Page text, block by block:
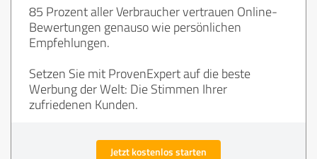
85 Prozent aller Verbraucher vertrauen Online-
Bewertungen genauso wie persönlichen
Empfehlungen.
Setzen Sie mit ProvenExpert auf die beste
Werbung der Welt: Die Stimmen Ihrer
zufriedenen Kunden.
Jetzt kostenlos starten